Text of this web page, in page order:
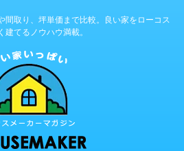
間取り、坪単価まで比較。良い家をローコス
建てるノウハウ満載。